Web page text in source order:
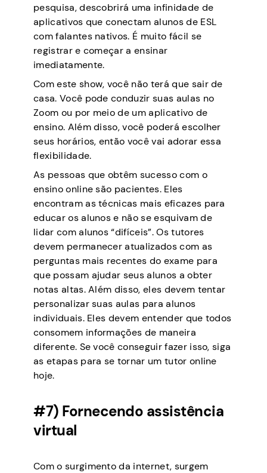
pesquisa, descobrirá uma infinidade de
aplicativos que conectam alunos de ESL
com falantes nativos. É muito fácil se
registrar e começar a ensinar
imediatamente.
Com este show, você não terá que sair de
casa. Você pode conduzir suas aulas no
Zoom ou por meio de um aplicativo de
ensino. Além disso, você poderá escolher
seus horários, então você vai adorar essa
flexibilidade.
As pessoas que obtêm sucesso com o
ensino online são pacientes. Eles
encontram as técnicas mais eficazes para
educar os alunos e não se esquivam de
lidar com alunos “difíceis”. Os tutores
devem permanecer atualizados com as
perguntas mais recentes do exame para
que possam ajudar seus alunos a obter
notas altas. Além disso, eles devem tentar
personalizar suas aulas para alunos
individuais. Eles devem entender que todos
consomem informações de maneira
diferente. Se você conseguir fazer isso, siga
as etapas para se tornar um tutor online
hoje.
#7) Fornecendo assistência
virtual
Com o surgimento da internet, surgem